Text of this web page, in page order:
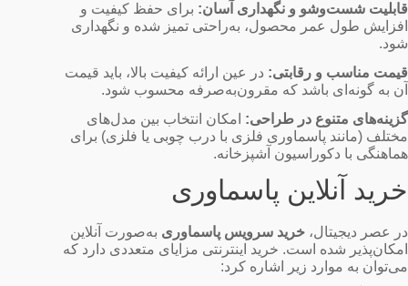
قابلیت شست‌وشو و نگهداری آسان: برای حفظ کیفیت و
افزایش طول عمر محصول، به‌راحتی تمیز شده و نگهداری
شود.
قیمت مناسب و رقابتی: در عین ارائه کیفیت بالا، باید قیمت
آن به گونه‌ای باشد که مقرون‌به‌صرفه محسوب شود.
گزینه‌های متنوع در طراحی: امکان انتخاب بین مدل‌های
مختلف (مانند پاسماوری فلزی با درب چوبی یا فلزی) برای
هماهنگی با دکوراسیون آشپزخانه.
خرید آنلاین پاسماوری
در عصر دیجیتال، خرید سرویس پاسماوری به‌صورت آنلاین
امکان‌پذیر شده است. خرید اینترنتی مزایای متعددی دارد که
می‌توان به موارد زیر اشاره کرد: